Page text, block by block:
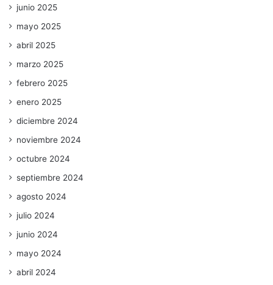
junio 2025
mayo 2025
abril 2025
marzo 2025
febrero 2025
enero 2025
diciembre 2024
noviembre 2024
octubre 2024
septiembre 2024
agosto 2024
julio 2024
junio 2024
mayo 2024
abril 2024